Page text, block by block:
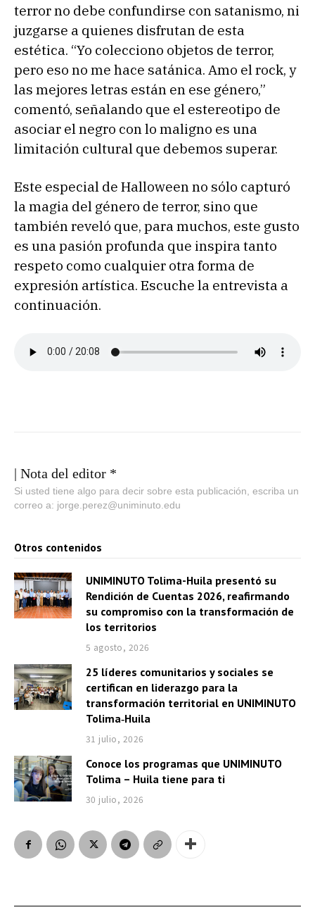
terror no debe confundirse con satanismo, ni
juzgarse a quienes disfrutan de esta
estética. “Yo colecciono objetos de terror,
pero eso no me hace satánica. Amo el rock, y
las mejores letras están en ese género,”
comentó, señalando que el estereotipo de
asociar el negro con lo maligno es una
limitación cultural que debemos superar.
Este especial de Halloween no sólo capturó
la magia del género de terror, sino que
también reveló que, para muchos, este gusto
es una pasión profunda que inspira tanto
respeto como cualquier otra forma de
expresión artística. Escuche la entrevista a
continuación.
| Nota del editor *
Si usted tiene algo para decir sobre esta publicación, escriba un
correo a: jorge.perez@uniminuto.edu
Otros contenidos
UNIMINUTO Tolima-Huila presentó su
Rendición de Cuentas 2026, reafirmando
su compromiso con la transformación de
los territorios
5 agosto, 2026
25 líderes comunitarios y sociales se
certifican en liderazgo para la
transformación territorial en UNIMINUTO
Tolima‑Huila
31 julio, 2026
Conoce los programas que UNIMINUTO
Tolima – Huila tiene para ti
30 julio, 2026